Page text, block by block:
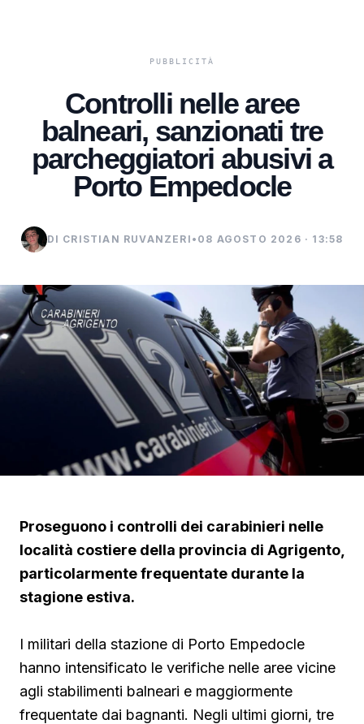
Controlli nelle aree
balneari, sanzionati tre
parcheggiatori abusivi a
Porto Empedocle
DI CRISTIAN RUVANZERI • 08 AGOSTO 2026 · 13:58
Proseguono i controlli dei carabinieri nelle
località costiere della provincia di Agrigento,
particolarmente frequentate durante la
stagione estiva.
I militari della stazione di Porto Empedocle
hanno intensificato le verifiche nelle aree vicine
agli stabilimenti balneari e maggiormente
frequentate dai bagnanti. Negli ultimi giorni, tre